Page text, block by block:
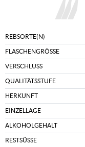
REBSORTE(N)
FLASCHENGRÖSSE
VERSCHLUSS
QUALITÄTSSTUFE
HERKUNFT
EINZELLAGE
ALKOHOLGEHALT
RESTSÜSSE